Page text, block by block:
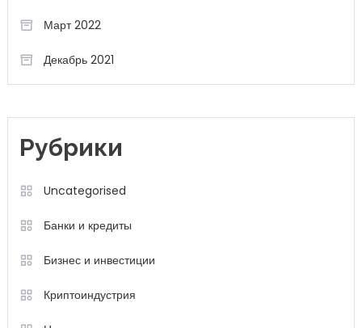
Март 2022
Декабрь 2021
Рубрики
Uncategorised
Банки и кредиты
Бизнес и инвестиции
Криптоиндустрия